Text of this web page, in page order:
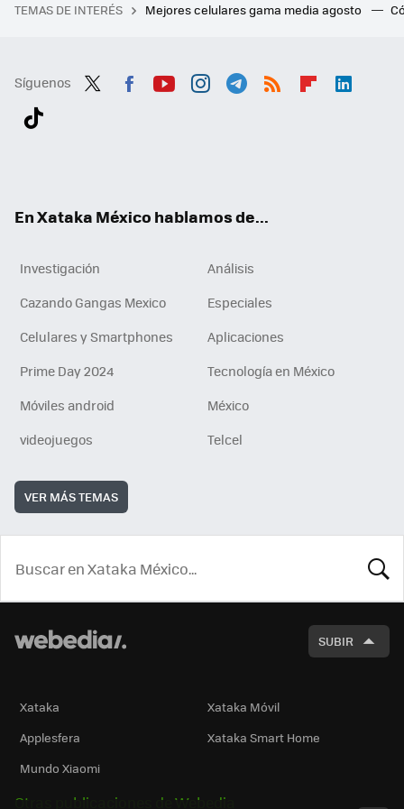
TEMAS DE INTERÉS Mejores celulares gama media agosto
Síguenos
En Xataka México hablamos de...
Investigación
Análisis
Cazando Gangas Mexico
Especiales
Celulares y Smartphones
Aplicaciones
Prime Day 2024
Tecnología en México
Móviles android
México
videojuegos
Telcel
VER MÁS TEMAS
SUBIR
Xataka
Xataka Móvil
Applesfera
Xataka Smart Home
Mundo Xiaomi
Otras publicaciones de Webedia